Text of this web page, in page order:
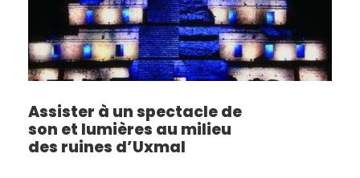
Assister à un spectacle de
son et lumières au milieu
des ruines d’Uxmal